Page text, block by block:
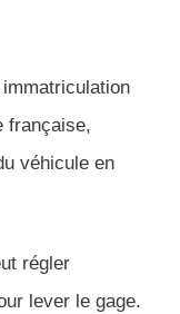
française,
véhicule en
régler
lever le gage.